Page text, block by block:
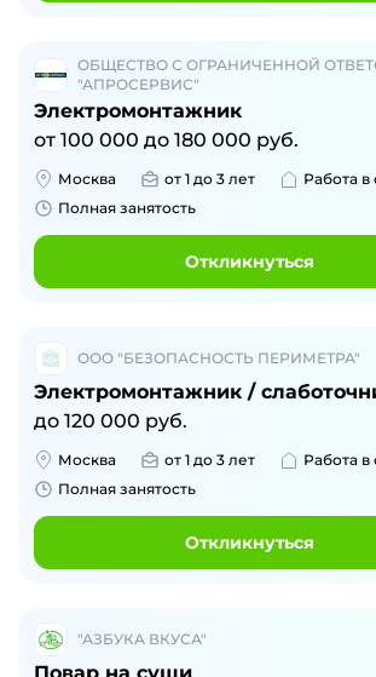
ОБЩЕСТВО С ОГРАНИЧЕННОЙ
"АПРОСЕРВИС"
Электромонтажник
от 100 000 до 180 000 руб.
Москва от 1 до 3 лет
Работа в
Полная занятость
Откликнуться
ООО "БЕЗОПАСНОСТЬ ПЕРИМЕТРА"
Электромонтажник /
до 120 000 руб.
Москва от 1 до 3 лет
Работа в
Полная занятость
Откликнуться
"АЗБУКА ВКУСА"